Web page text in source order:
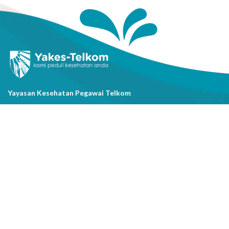
Yayasan Kesehatan Pegawai Telkom